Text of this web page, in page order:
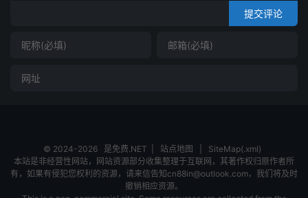
提交评论
© 2024-2026 是免费.NET 站点地图
SiteMap(.xml)
本站是非经营性网站，网站资源部分收集整理于互联网，其著作权归原作者所
有，如果有侵犯您权利的资源，请来信告知cn88in@outlook.com，我们将及时
撤销相应资源。